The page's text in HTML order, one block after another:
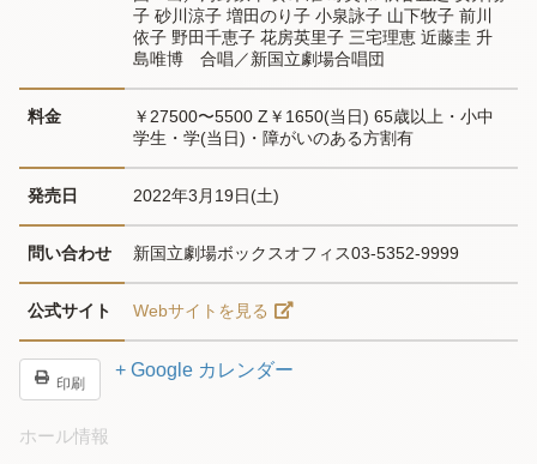
子 砂川涼子 増田のり子 小泉詠子 山下牧子 前川
依子 野田千恵子 花房英里子 三宅理恵 近藤圭 升
島唯博　合唱／新国立劇場合唱団
料金
￥27500〜5500 Z￥1650(当日) 65歳以上・小中
学生・学(当日)・障がいのある方割有
発売日 2022年3月19日(土)
問い合わせ 新国立劇場ボックスオフィス03-5352-9999
公式サイト Webサイトを見る
印刷
+ Google カレンダー
ホール情報